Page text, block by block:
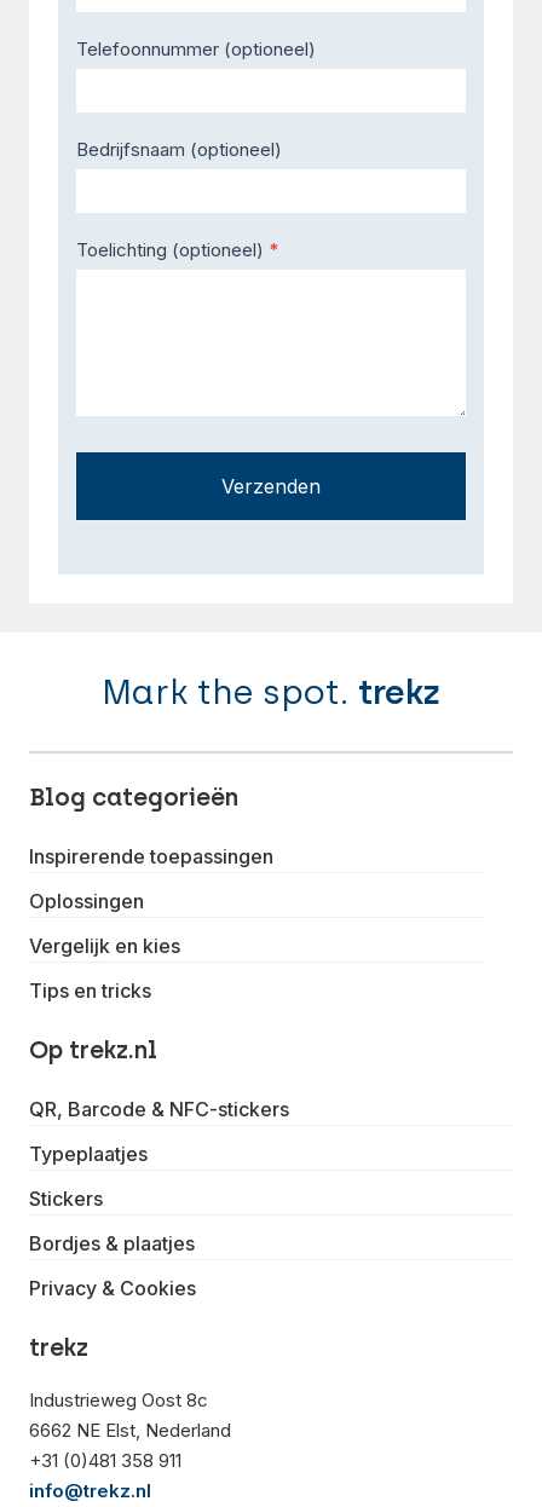
Telefoonnummer (optioneel)
Bedrijfsnaam (optioneel)
Toelichting (optioneel) *
Verzenden
Mark the spot. trekz
Blog categorieën
Inspirerende toepassingen
Oplossingen
Vergelijk en kies
Tips en tricks
Op trekz.nl
QR, Barcode & NFC-stickers
Typeplaatjes
Stickers
Bordjes & plaatjes
Privacy & Cookies
trekz
Industrieweg Oost 8c
6662 NE Elst, Nederland
+31 (0)481 358 911
info@trekz.nl